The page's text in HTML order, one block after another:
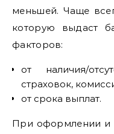
меньшей. Чаще
которую выдаст
факторов:
от наличия/
страховок,
от срока выплат.
При оформлении и